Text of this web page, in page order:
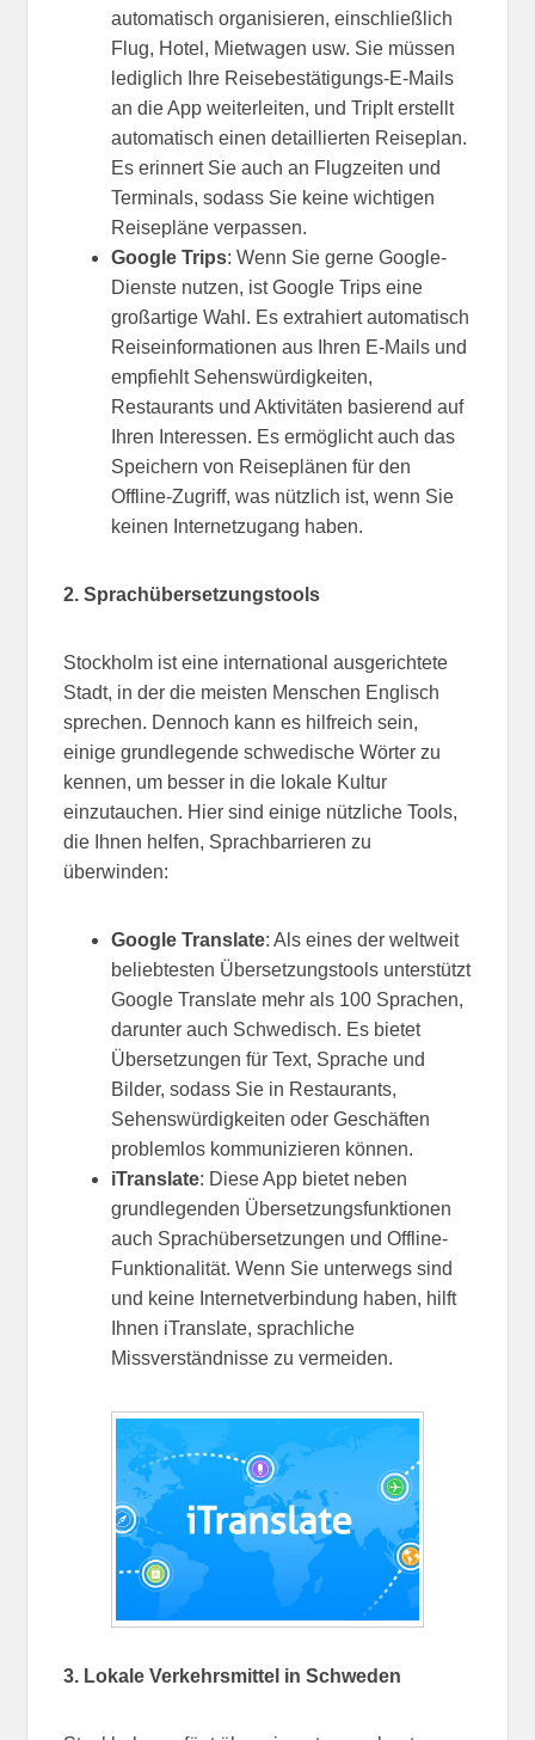
automatisch organisieren, einschließlich
Flug, Hotel, Mietwagen usw. Sie müssen
lediglich Ihre Reisebestätigungs-E-Mails
an die App weiterleiten, und TripIt erstellt
automatisch einen detaillierten Reiseplan.
Es erinnert Sie auch an Flugzeiten und
Terminals, sodass Sie keine wichtigen
Reisepläne verpassen.
Google Trips: Wenn Sie gerne Google-
Dienste nutzen, ist Google Trips eine
großartige Wahl. Es extrahiert automatisch
Reiseinformationen aus Ihren E-Mails und
empfiehlt Sehenswürdigkeiten,
Restaurants und Aktivitäten basierend auf
Ihren Interessen. Es ermöglicht auch das
Speichern von Reiseplänen für den
Offline-Zugriff, was nützlich ist, wenn Sie
keinen Internetzugang haben.
2. Sprachübersetzungstools
Stockholm ist eine international ausgerichtete
Stadt, in der die meisten Menschen Englisch
sprechen. Dennoch kann es hilfreich sein,
einige grundlegende schwedische Wörter zu
kennen, um besser in die lokale Kultur
einzutauchen. Hier sind einige nützliche Tools,
die Ihnen helfen, Sprachbarrieren zu
überwinden:
Google Translate: Als eines der weltweit
beliebtesten Übersetzungstools unterstützt
Google Translate mehr als 100 Sprachen,
darunter auch Schwedisch. Es bietet
Übersetzungen für Text, Sprache und
Bilder, sodass Sie in Restaurants,
Sehenswürdigkeiten oder Geschäften
problemlos kommunizieren können.
iTranslate: Diese App bietet neben
grundlegenden Übersetzungsfunktionen
auch Sprachübersetzungen und Offline-
Funktionalität. Wenn Sie unterwegs sind
und keine Internetverbindung haben, hilft
Ihnen iTranslate, sprachliche
Missverständnisse zu vermeiden.
3. Lokale Verkehrsmittel in Schweden